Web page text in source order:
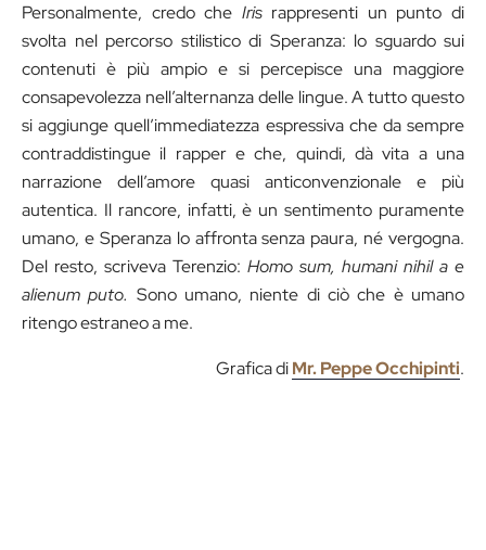
Personalmente, credo che Irisrappresenti un punto di
svolta nel percorso stilistico di Speranza: lo sguardo sui
contenuti è più ampio e si percepisce una maggiore
consapevolezza nell’alternanza delle lingue. A tutto questo
si aggiunge quell’immediatezza espressiva che da sempre
contraddistingue il rapper e che, quindi, dà vita a una
narrazione dell’amore quasi anticonvenzionale e più
autentica. Il rancore, infatti, è un sentimento puramente
umano, e Speranza lo affronta senza paura, né vergogna.
Del resto, scriveva Terenzio: Homo sum, humani nihil a e
alienum puto. Sono umano, niente di ciò che è umano
ritengo estraneo a me.
Grafica diMr. Peppe Occhipinti.